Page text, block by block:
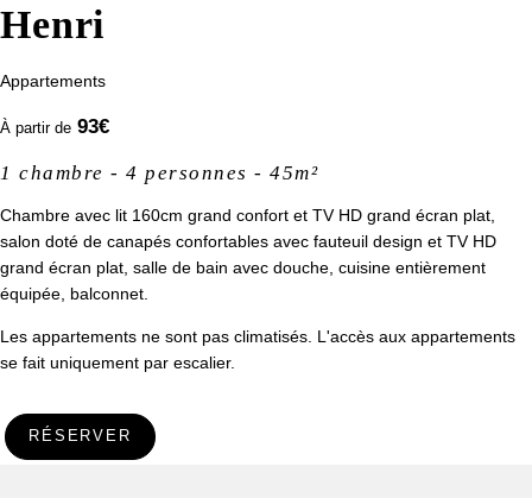
Henri
Appartements
À partir de 93€
1 chambre - 4 personnes - 45m²
Chambre avec lit 160cm grand confort et TV HD grand écran plat,
salon doté de canapés confortables avec fauteuil design et TV HD
grand écran plat, salle de bain avec douche, cuisine entièrement
équipée, balconnet.
Les appartements ne sont pas climatisés. L'accès aux appartements
se fait uniquement par escalier.
RÉSERVER